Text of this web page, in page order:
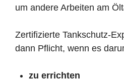
um andere Arbeiten am
Zertifizierte Tankschutz-
dann Pflicht, wenn es
zu errichten